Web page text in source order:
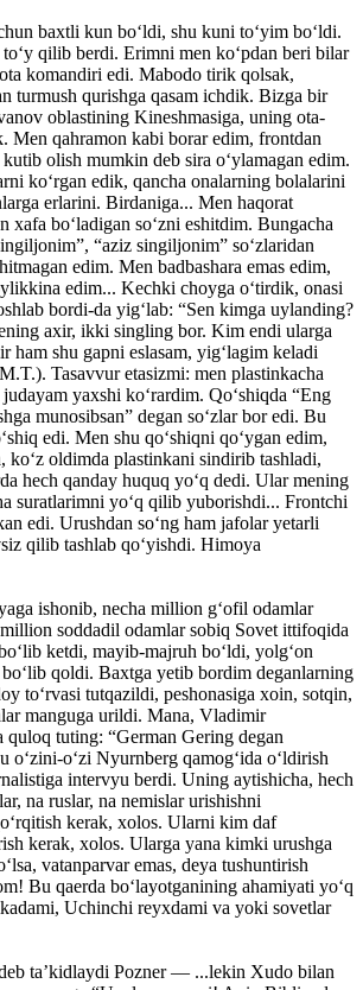
baxtli kun bo‘ldi, shu kuni to‘yim bo‘ldi.
qilib berdi. Erimni men ko‘pdan beri bilar
komandiri edi. Mabodo tirik qolsak,
turmush qurishga qasam ichdik. Bizga bir
oblastining Kineshmasiga, uning ota-
Men qahramon kabi borar edim, frontdan
olish mumkin deb sira o‘ylamagan edim.
ko‘rgan edik, qancha onalarning bolalarini
erlarini. Birdaniga... Men haqorat
bo‘ladigan so‘zni eshitdim. Bungacha
“aziz singiljonim” so‘zlaridan
edim. Men badbashara emas edim,
edim... Kechki choyga o‘tirdik, onasi
bordi-da yig‘lab: “Sen kimga uylanding?
axir, ikki singling bor. Kim endi ularga
ham shu gapni eslasam, yig‘lagim keladi
Tasavvur etasizmi: men plastinkacha
yaxshi ko‘rardim. Qo‘shiqda “Eng
munosibsan” degan so‘zlar bor edi. Bu
edi. Men shu qo‘shiqni qo‘ygan edim,
ko‘z oldimda plastinkani sindirib tashladi,
hech qanday huquq yo‘q dedi. Ular mening
suratlarimni yo‘q qilib yuborishdi... Frontchi
edi. Urushdan so‘ng ham jafolar yetarli
qilib tashlab qo‘yishdi. Himoya
ishonib, necha million g‘ofil odamlar
soddadil odamlar sobiq Sovet ittifoqida
ketdi, mayib-majruh bo‘ldi, yolg‘on
qoldi. Baxtga yetib bordim deganlarning
to‘rvasi tutqazildi, peshonasiga xoin, sotqin,
manguga urildi. Mana, Vladimir
quloq tuting: “German Gering degan
o‘zini-o‘zi Nyurnberg qamog‘ida o‘ldirish
intervyu berdi. Uning aytishicha, hech
na ruslar, na nemislar urishishni
kerak, xolos. Ularni kim daf
kerak, xolos. Ularga yana kimki urushga
vatanparvar emas, deya tushuntirish
Bu qaerda bo‘layotganining ahamiyati yo‘q
Uchinchi reyxdami va yoki sovetlar
ta’kidlaydi Pozner — ...lekin Xudo bilan